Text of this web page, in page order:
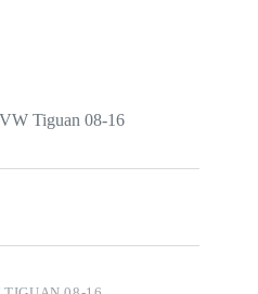
Tiguan 08-16